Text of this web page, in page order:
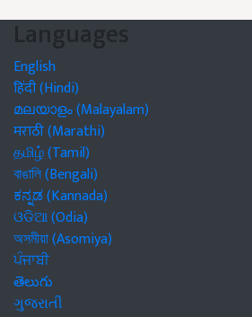
Languages
English
हिंदी (Hindi)
മലയാളം (Malayalam)
मराठी (Marathi)
தமிழ் (Tamil)
বাঙালি (Bengali)
ಕನ್ನಡ (Kannada)
ଓଡିଆ (Odia)
অসমীয়া (Asomiya)
ਪੰਜਾਬੀ
తెలుగు
ગુજરાતી